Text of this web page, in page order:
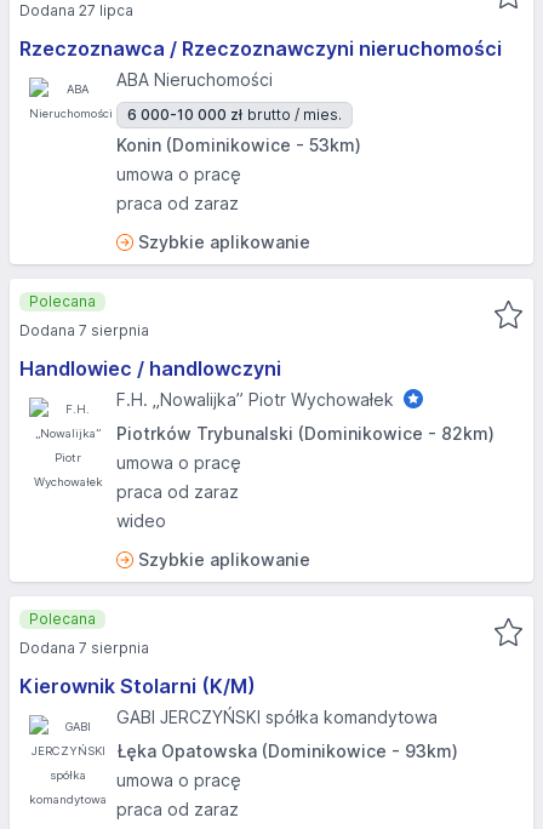
Rzeczoznawca / Rzeczoznawczyni nieruchomości
ABA Nieruchomości
6 000-10 000 zł brutto / mies.
Konin (Dominikowice - 53km)
umowa o pracę
praca od zaraz
Szybkie aplikowanie
Dodana 27 lipca
Handlowiec / handlowczyni
F.H. „Nowalijka” Piotr Wychowałek
Piotrków Trybunalski (Dominikowice - 82km)
umowa o pracę
praca od zaraz
wideo
Szybkie aplikowanie
Polecana
Dodana 7 sierpnia
Kierownik Stolarni (K/M)
GABI JERCZYŃSKI spółka komandytowa
Łęka Opatowska (Dominikowice - 93km)
umowa o pracę
praca od zaraz
Polecana
Dodana 7 sierpnia